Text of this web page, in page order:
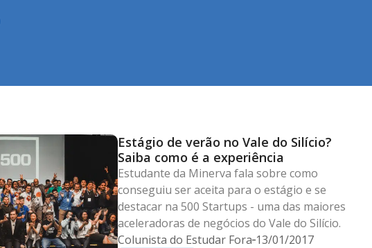
Estágio de verão no Vale do Silício?
Saiba como é a experiência
Estudante da Minerva fala sobre como
conseguiu ser aceita para o estágio e se
destacar na 500 Startups - uma das maiores
aceleradoras de negócios do Vale do Silício.
Colunista do Estudar Fora 13/01/2017